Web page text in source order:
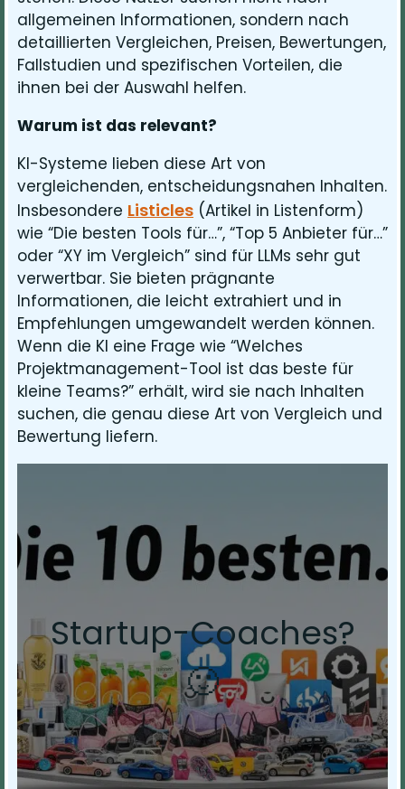
allgemeinen Informationen, sondern nach
detaillierten Vergleichen, Preisen, Bewertungen,
Fallstudien und spezifischen Vorteilen, die
ihnen bei der Auswahl helfen.
Warum ist das relevant?
KI-Systeme lieben diese Art von
vergleichenden, entscheidungsnahen Inhalten.
Insbesondere Listicles (Artikel in Listenform)
wie “Die besten Tools für…”, “Top 5 Anbieter für…”
oder “XY im Vergleich” sind für LLMs sehr gut
verwertbar. Sie bieten prägnante
Informationen, die leicht extrahiert und in
Empfehlungen umgewandelt werden können.
Wenn die KI eine Frage wie “Welches
Projektmanagement-Tool ist das beste für
kleine Teams?” erhält, wird sie nach Inhalten
suchen, die genau diese Art von Vergleich und
Bewertung liefern.
Startup-Coaches?
🙂